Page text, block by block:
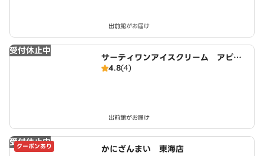
出前館がお届け
受付休止中
サーティワンアイスクリーム アピタ
東海荒尾店
4.8(4)
出前館がお届け
受付休止中
クーポンあり かにざんまい 東海店